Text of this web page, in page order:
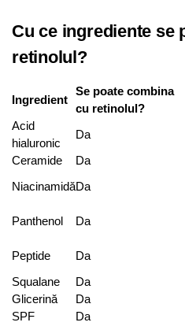
Cu ce ingrediente se
retinolul?
Ingredient
Se poate combina
cu retinolul?
Acid
hialuronic
Da
Ceramide
Da
NiacinamidăDa
Panthenol
Da
Peptide
Da
Squalane
Da
Glicerină
Da
SPF
Da